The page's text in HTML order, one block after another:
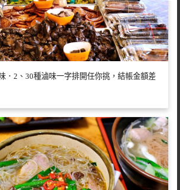
．2、30種滷味一字排開任你挑，結帳金額差